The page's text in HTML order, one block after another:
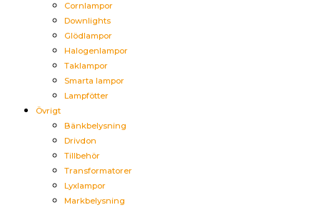
Cornlampor
Downlights
Glödlampor
Halogenlampor
Taklampor
Smarta lampor
Lampfötter
Övrigt
Bänkbelysning
Drivdon
Tillbehör
Transformatorer
Lyxlampor
Markbelysning